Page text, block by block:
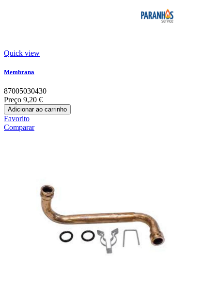
Quick view
Membrana
87005030430
Preço 9,20 €
Adicionar ao carrinho
Favorito
Comparar